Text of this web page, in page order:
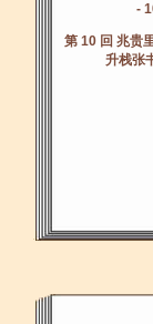
-
第 10 回 兆贵
升栈张